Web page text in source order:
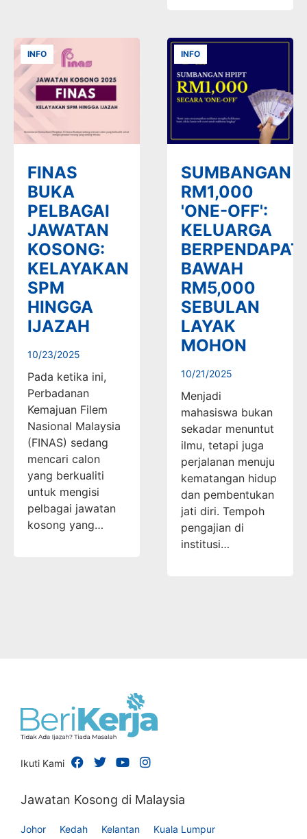
INFO
FINAS
BUKA
PELBAGAI
JAWATAN
KOSONG:
KELAYAKAN
SPM
HINGGA
IJAZAH
10/23/2025
Pada ketika ini,
Perbadanan
Kemajuan Filem
Nasional Malaysia
(FINAS) sedang
mencari calon
yang berkualiti
untuk mengisi
pelbagai jawatan
kosong yang…
INFO
SUMBANGAN
RM1,000
'ONE-OFF':
KELUARGA
BAWAH
RM5,000
SEBULAN
LAYAK
MOHON
10/21/2025
Menjadi
mahasiswa bukan
sekadar menuntut
ilmu, tetapi juga
perjalanan menuju
kematangan hidup
dan pembentukan
jati diri. Tempoh
pengajian di
institusi…
Ikuti Kami
Jawatan Kosong di Malaysia
Johor Kedah Kelantan Kuala Lumpur